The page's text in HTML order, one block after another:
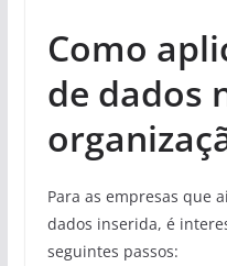
Como
de dados
Para as empresas que
dados inserida, é
seguintes passos: